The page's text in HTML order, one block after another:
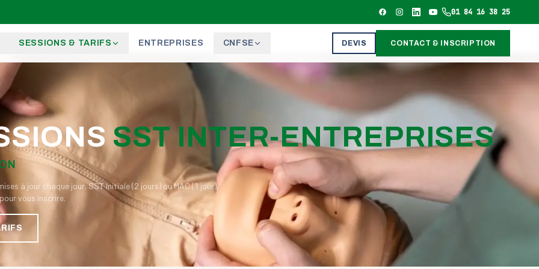
01 84 16 38 25
SESSIONS & TARIFS ENTREPRISES CNFSE DEVIS CONTACT & INSCRIPTION
SST INTER-ENTREPRISES
à jour chaque jour. SST Initiale (2 jours) ou MAC (1 jour),
vous inscrire.